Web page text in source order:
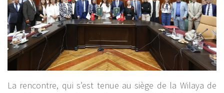
La rencontre, qui s’est tenue au siège de la Wilaya de